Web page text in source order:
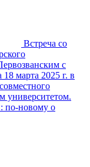
Встреча со
с
марта 2025 г. в
университетом.
по-новому о